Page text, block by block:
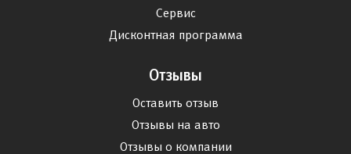
Сервис
Дисконтная программа
Отзывы
Оставить отзыв
Отзывы на авто
Отзывы о компании